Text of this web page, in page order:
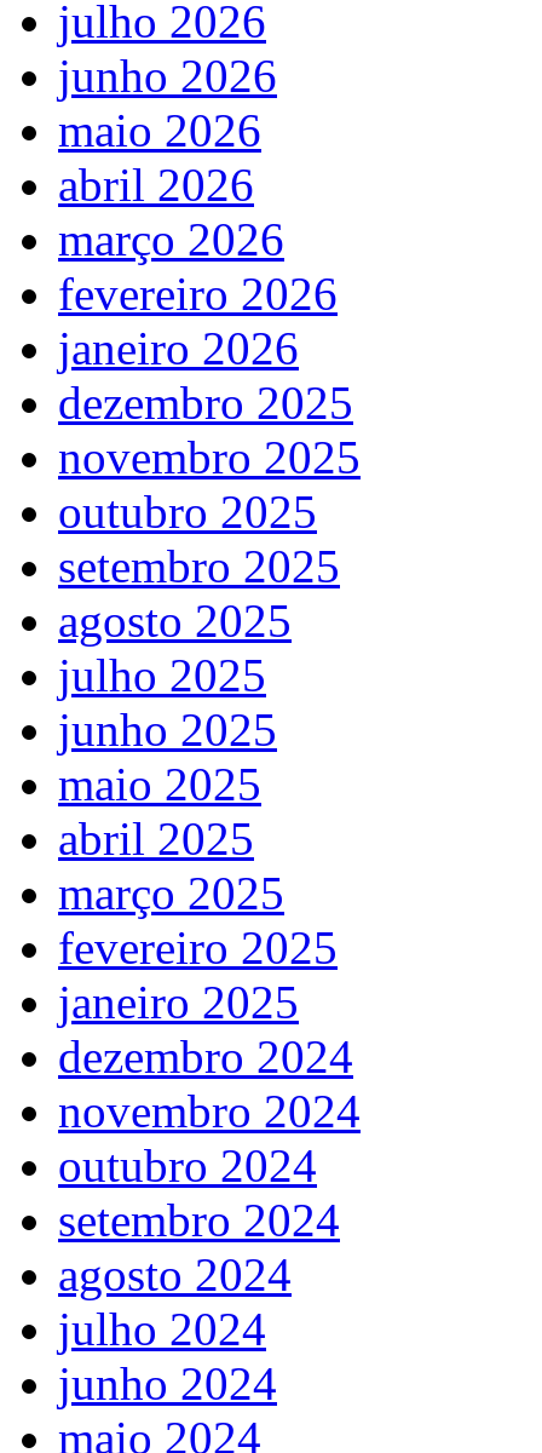
julho 2026
junho 2026
maio 2026
abril 2026
março 2026
fevereiro 2026
janeiro 2026
dezembro 2025
novembro 2025
outubro 2025
setembro 2025
agosto 2025
julho 2025
junho 2025
maio 2025
abril 2025
março 2025
fevereiro 2025
janeiro 2025
dezembro 2024
novembro 2024
outubro 2024
setembro 2024
agosto 2024
julho 2024
junho 2024
maio 2024